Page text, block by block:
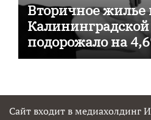
Вторичное жилье
Калининградской
подорожало на
Сайт входит в